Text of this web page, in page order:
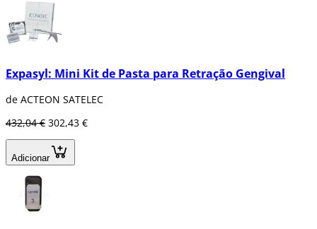
Expasyl: Mini Kit de Pasta para Retração Gengival
de ACTEON SATELEC
432,04 € 302,43 €
Adicionar